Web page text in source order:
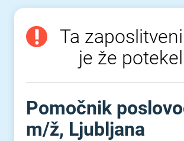
Ta
je že
Pomočnik
m⁠/⁠ž, Ljubljana